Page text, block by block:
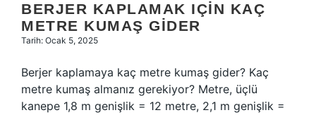
BERJER KAPLAMAK IÇIN KAÇ
METRE KUMAŞ GIDER
Tarih: Ocak 5, 2025
Berjer kaplamaya kaç metre kumaş gider? Kaç
metre kumaş almanız gerekiyor? Metre, üçlü
kanepe 1,8 m genişlik = 12 metre, 2,1 m genişlik =